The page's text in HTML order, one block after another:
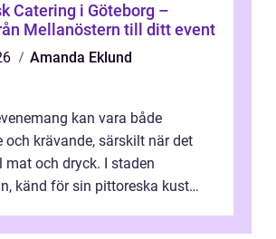
Catering i Göteborg –
Mellanöstern till ditt event
Amanda Eklund
kan vara både
och krävande, särskilt när det
mat och dryck. I staden
känd för sin pittoreska kust